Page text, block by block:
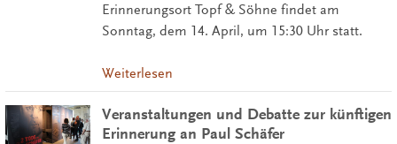
Erinnerungsort Topf & Söhne findet am
Sonntag, dem 14. April, um 15:30 Uhr statt.
Weiterlesen
Veranstaltungen und Debatte zur künftigen
Erinnerung an Paul Schäfer